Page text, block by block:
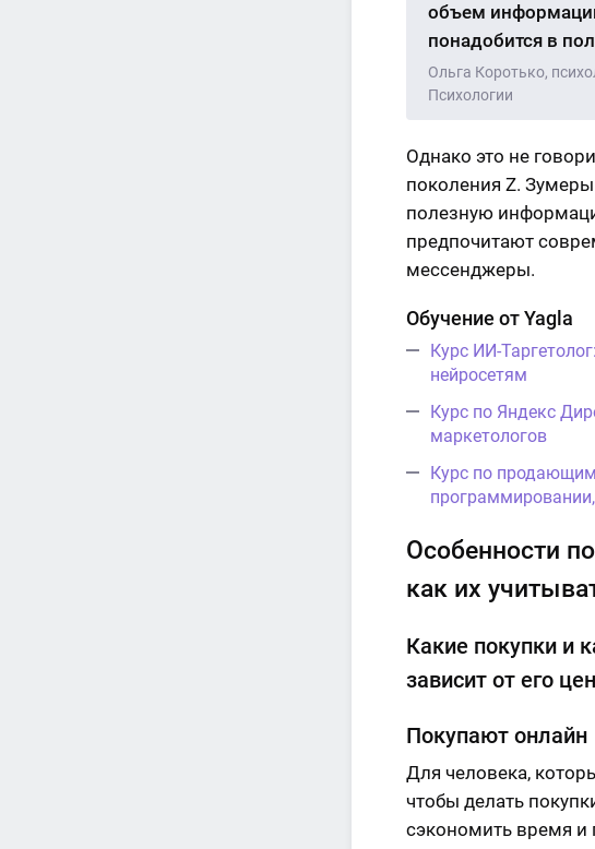
объем
понадобится в
Ольга Коротько,
Психологии
Однако это не
поколения Z.
полезную
предпочитают
мессенджеры.
Обучение от Yagla
Курс ИИ-
нейросетям
Курс по Яндекс
маркетологов
Курс по
Особенности
как их
Какие покупки и
зависит от его
Покупают онлайн
Для человека,
чтобы делать
сэкономить время и